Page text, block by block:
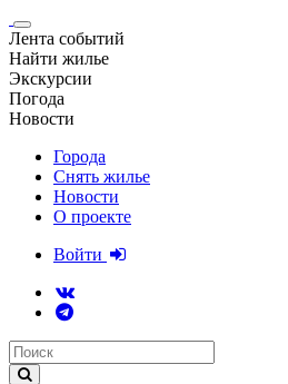
Лента событий
Найти жилье
Экскурсии
Погода
Новости
Города
Снять жилье
Новости
О проекте
Войти